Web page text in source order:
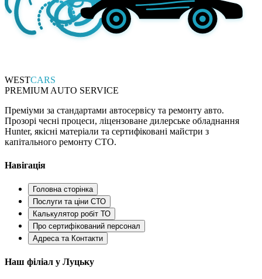
WESTCARS
PREMIUM AUTO SERVICE
Преміуми за стандартами автосервісу та ремонту авто.
Прозорі чесні процеси, ліцензоване дилерське обладнання
Hunter, якісні матеріали та сертифіковані майстри з
капітального ремонту СТО.
Навігація
Головна сторінка
Послуги та ціни СТО
Калькулятор робіт ТО
Про сертифікований персонал
Адреса та Контакти
Наш філіал у Луцьку